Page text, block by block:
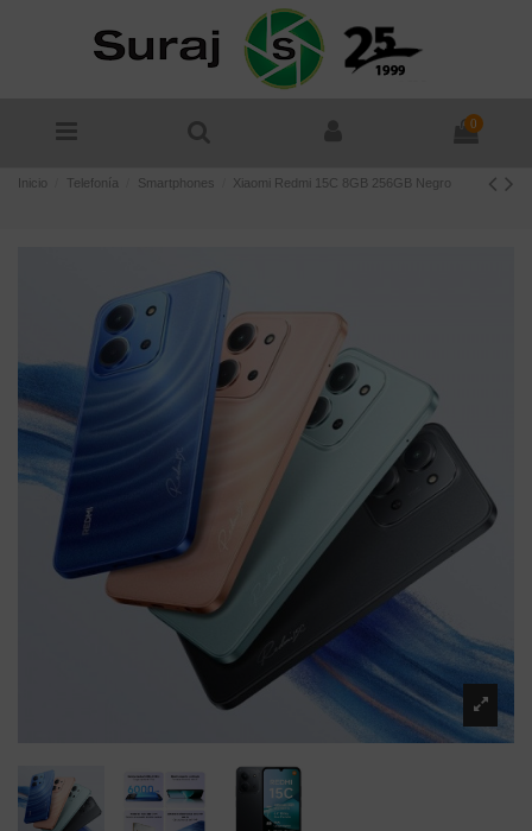
0
Inicio Telefonía Smartphones Xiaomi Redmi 15C 8GB 256GB Negro